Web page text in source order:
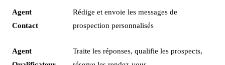
Agent
Contact
Rédige et envoie les messages de
prospection personnalisés
Agent
Traite les réponses, qualifie les prospects,